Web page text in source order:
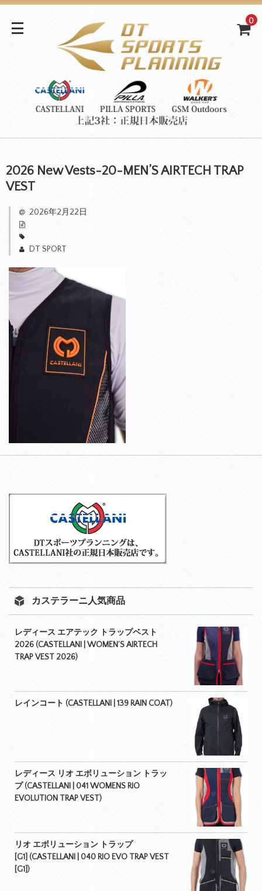
0
2026 New Vests-20-MEN’S AIRTECH TRAP
VEST
2026年2月22日
DT SPORT
カステラーニ人気商品
レディース エアテック トラップベスト
2026 (CASTELLANI | WOMEN’S AIRTECH
TRAP VEST 2026)
レインコート (CASTELLANI | 139 RAIN COAT)
レディース リオ エボリューション トラッ
プ (CASTELLANI | 041 WOMENS RIO
EVOLUTION TRAP VEST)
リオ エボリューション トラップ
[G1] (CASTELLANI | 040 RIO EVO TRAP VEST
[G1])